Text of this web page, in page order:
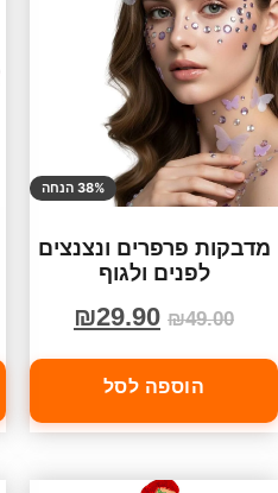
38% הנחה
מדבקות פרפרים ונצנצים
לפנים ולגוף
₪49.00
₪29.90
הוספה לסל